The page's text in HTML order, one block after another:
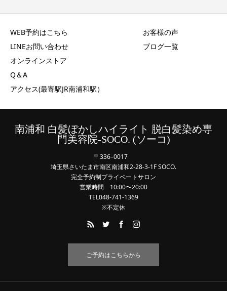
WEB予約はこちら
LINEお問い合わせ
オンラインストア
Q＆A
アクセス(最寄駅JR南浦和駅）
お客様の声
ブログ一覧
南浦和 白髪ぼかしハイライト 脱白髪染め専
門美容院-SOCO. (ソーコ)
〒336–0017
埼玉県さいたま市南区南浦和2-28-3-1F SOCO.
完全予約制プライベートサロン
営業時間 10:00〜20:00
TEL048-741-1369
※不定休
ご予約はこちらから